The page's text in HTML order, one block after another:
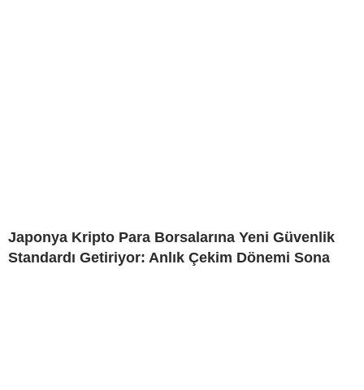
Japonya Kripto Para Borsalarına Yeni Güvenlik
Standardı Getiriyor: Anlık Çekim Dönemi Sona